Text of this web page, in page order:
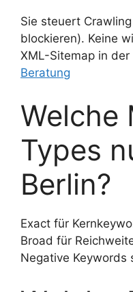
Sie steuert
blockieren). Keine
XML-Sitemap in
Beratung
Welche
Types
Berlin?
Exact für
Broad für
Negative Keywords